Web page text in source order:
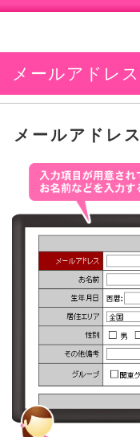
メールアドレ
メールアドレ